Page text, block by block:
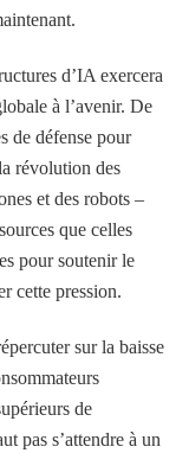
d’IA exercera
à l’avenir. De
de défense pour
révolution des
et des robots –
que celles
pour soutenir le
cette pression.
sur la baisse
de
pas s’attendre à un